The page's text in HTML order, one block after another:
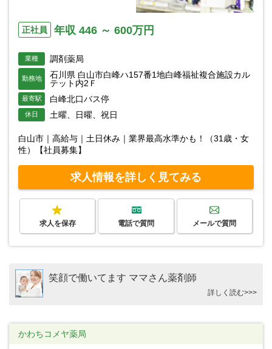
正社員 年収 446 ～ 600万円
業種 調剤薬局
勤務地
石川県 白山市白峰ハ157番1地白峰福祉複合施設カル
テット内2Ｆ
最寄駅 白峰北口バス停
休日 土曜、日曜、祝日
白山市｜高給与｜土日休み｜業界最高水準かも！（31歳・女
性）【社員募集】
求人情報を詳しく見てみる
求人を保存 電話で質問 メールで質問
笑顔で働いてます ママさん薬剤師
詳しく読む>>>
かわちコメヤ薬局